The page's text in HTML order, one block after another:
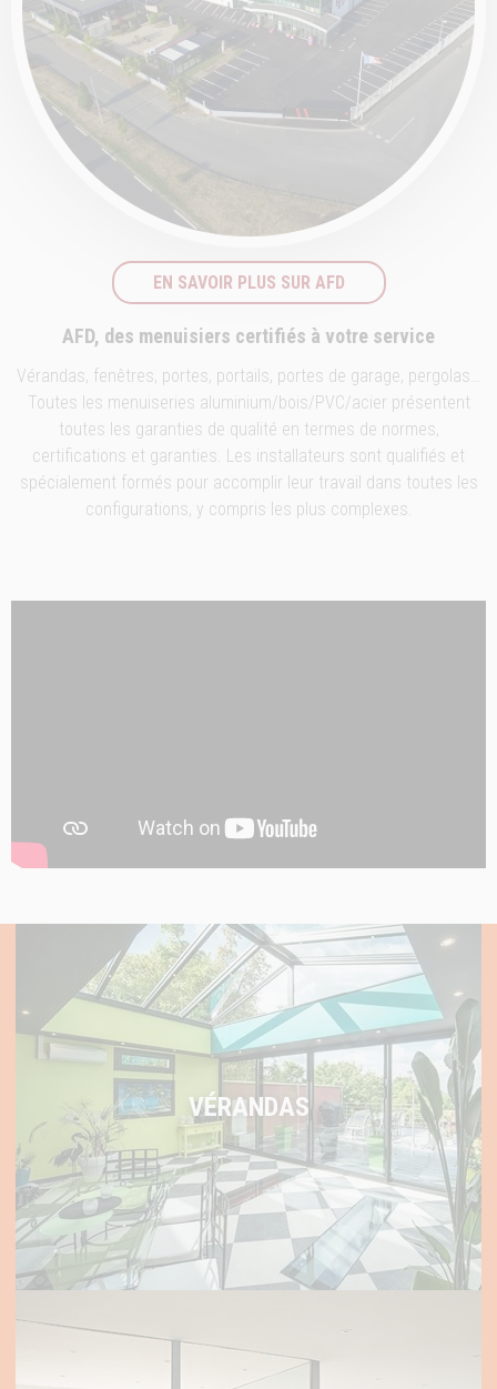
EN SAVOIR PLUS SUR AFD
AFD, des menuisiers certifiés à votre service
Vérandas, fenêtres, portes, portails, portes de garage, pergolas…
Toutes les menuiseries aluminium/bois/PVC/acier présentent
toutes les garanties de qualité en termes de normes,
certifications et garanties. Les installateurs sont qualifiés et
spécialement formés pour accomplir leur travail dans toutes les
configurations, y compris les plus complexes.
VÉRANDAS